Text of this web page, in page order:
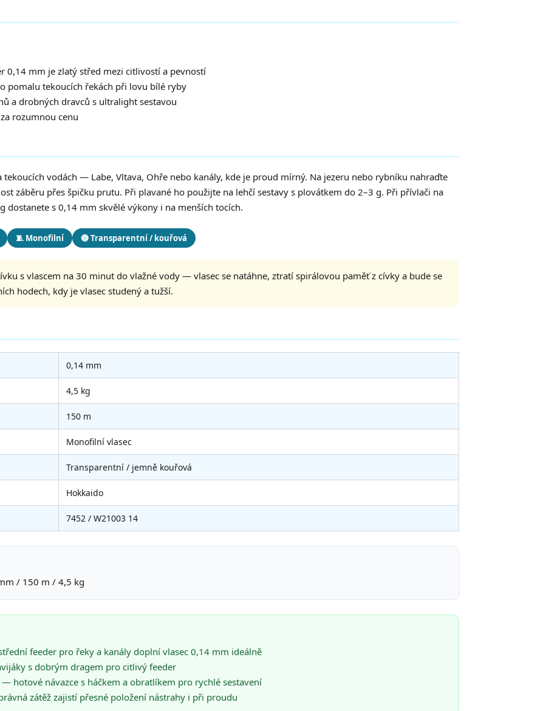
0,14 mm je zlatý střed mezi citlivostí a pevností
pomalu tekoucích řekách při lovu bílé ryby
a drobných dravců s ultralight sestavou
rozumnou cenu
vodách — Labe, Vltava, Ohře nebo kanály, kde je proud mírný. Na jezeru nebo rybníku nahraďte
záběru přes špičku prutu. Při plavané ho použijte na lehčí sestavy s plovátkem do 2–3 g. Při přívlači na
dostanete s 0,14 mm skvělé výkony i na menších tocích.
🧵 Monofilní 🔵 Transparentní / kouřová
s vlascem na 30 minut do vlažné vody — vlasec se natáhne, ztratí spirálovou paměť z cívky a bude se
hodech, kdy je vlasec studený a tužší.
0,14 mm
4,5 kg
150 m
Monofilní vlasec
Transparentní / jemně kouřová
Hokkaido
7452 / W21003 14
/ 150 m / 4,5 kg
feeder pro řeky a kanály doplní vlasec 0,14 mm ideálně
s dobrým dragem pro citlivý feeder
— hotové návazce s háčkem a obratlíkem pro rychlé sestavení
zátěž zajistí přesné položení nástrahy i při proudu